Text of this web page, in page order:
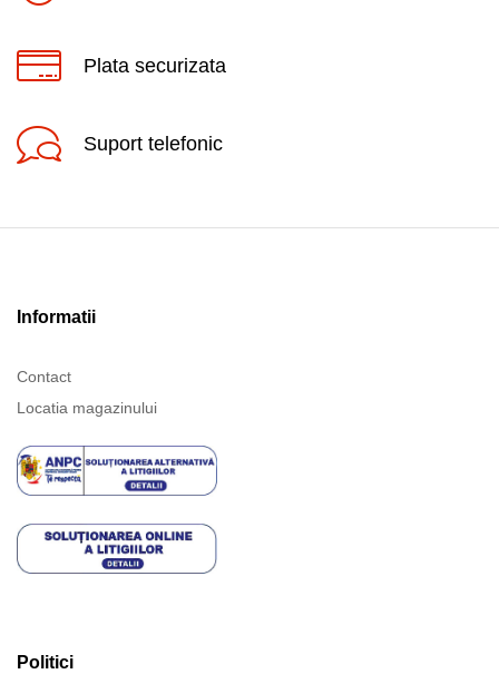
Plata securizata
Suport telefonic
Informatii
Contact
Locatia magazinului
Politici